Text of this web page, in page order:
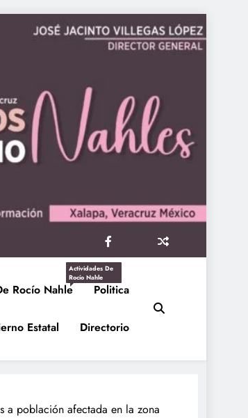
Rocío Nahle
Actividades De
Rocío Nahle
Politica
Estatal Directorio
a población afectada en la zona